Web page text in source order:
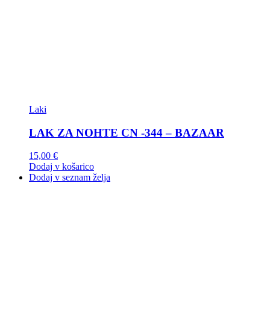
Laki
LAK ZA NOHTE CN -344 – BAZAAR
15,00 €
Dodaj v košarico
Dodaj v seznam želja